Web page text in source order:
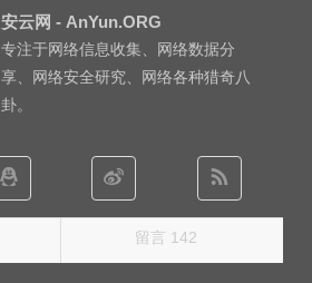
安云网 - AnYun.ORG
专注于网络信息收集、网络数据分
享、网络安全研究、网络各种猎奇八
卦。
留言 142